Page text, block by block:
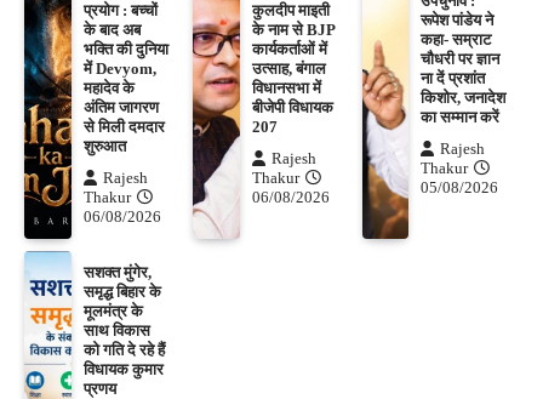
प्रयोग : बच्चों
के बाद अब
भक्ति की दुनिया
में Devyom,
महादेव के
अंतिम जागरण
से मिली दमदार
शुरुआत
Rajesh
Thakur
06/08/2026
कुलदीप माइती
के नाम से BJP
कार्यकर्ताओं में
उत्साह, बंगाल
विधानसभा में
बीजेपी विधायक
207
Rajesh
Thakur
06/08/2026
रूपेश पांडेय ने
कहा- सम्राट
चौधरी पर ज्ञान
ना दें प्रशांत
किशोर, जनादेश
का सम्मान करें
Rajesh
Thakur
05/08/2026
सशक्त मुंगेर,
समृद्ध बिहार के
मूलमंत्र के
साथ विकास
को गति दे रहे हैं
विधायक कुमार
प्रणय